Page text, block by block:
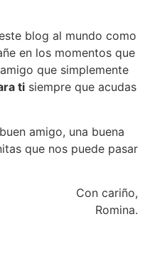
blog al mundo como
en los momentos que
que simplemente
ti siempre que acudas
amigo, una buena
que nos puede pasar
Con cariño,
Romina.